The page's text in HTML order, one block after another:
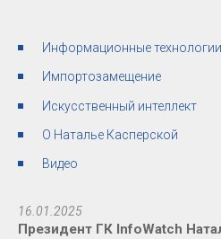
Информационные технологии
Импортозамещение
Искусственный интеллект
О Наталье Касперской
Видео
16.01.2025
Президент ГК InfoWatch